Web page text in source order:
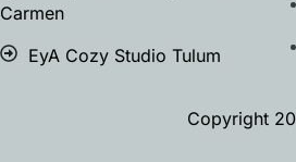
Carmen
EyA Cozy Studio Tulum
Copyright